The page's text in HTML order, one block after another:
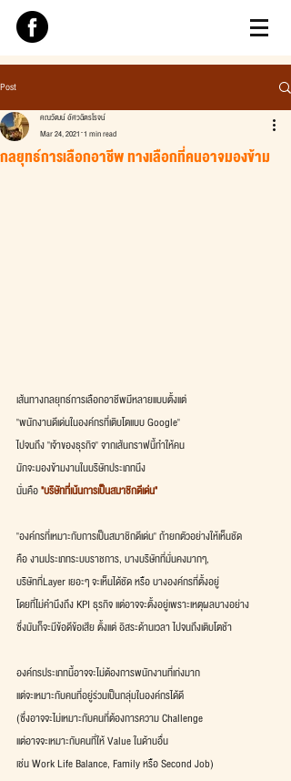
Post
กลยุทธ์การเลือกอาชีพ ทางเลือกที่คนอาจมองข้าม
คณวัฒน์ อัศวฉัตรโรจน์
Mar 24, 2021 1 min read
เส้นทางกลยุทธ์การเลือกอาชีพมีหลายแบบตั้งแต่
"พนักงานดีเด่นในองค์กรที่เติบโตแบบ Google"
ไปจนถึง "เจ้าของธุรกิจ" จากเส้นกราฟนี้ทำให้คน
มักจะมองข้ามงานในบริษัทประเภทนึง
นั่นคือ "บริษัทที่เน้นการเป็นสมาชิกดีเด่น"
"องค์กรที่เหมาะกับการเป็นสมาชิกดีเด่น" ถ้ายกตัวอย่างให้เห็นชัด
คือ งานประเภทระบบราชการ, บางบริษัทที่มั่นคงมากๆ,
บริษัทที่Layer เยอะๆ จะเห็นได้ชัด หรือ บางองค์กรที่ตั้งอยู่
โดยที่ไม่คำนึงถึง KPI ธุรกิจ แต่อาจจะตั้งอยู่เพราะเหตุผลบางอย่าง
ซึ่งมันก็จะมีข้อดีข้อเสีย ตั้งแต่ อิสระด้านเวลา ไปจนถึงเติบโตช้า
องค์กรประเภทนี้อาจจะไม่ต้องการพนักงานที่เก่งมาก
แต่จะเหมาะกับคนที่อยู่ร่วมเป็นกลุ่มในองค์กรได้ดี
(ซึ่งอาจจะไม่เหมาะกับคนที่ต้องการความ Challenge
แต่อาจจะเหมาะกับคนที่ให้ Value ในด้านอื่น
เช่น Work Life Balance, Family หรือ Second Job)